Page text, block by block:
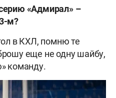
«Адмирал» –
м?
в КХЛ, помню те
еще не одну шайбу,
команду.